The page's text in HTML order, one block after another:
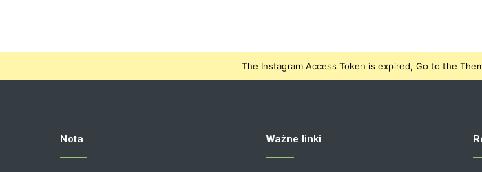
The Instagram Access Token is expired, Go to the
Nota Ważne linki